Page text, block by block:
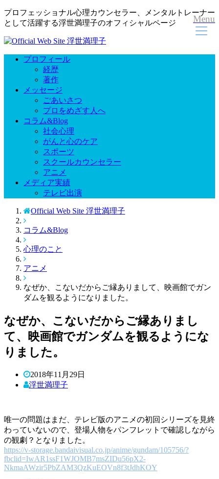
プロフェッショナル心理カウンセラー、メンタルトレーナー
として活躍する浮世満理子のオフィシャルページ
Menu
プロフィール
経歴
著作
メッセージ
ごあいさつ
プロをめざす人へ
コラム&Blog
社会心理
がんと心のケア
スポーツ
スクールカウンセラー
アニメ
メディア実績
テレビ出演
Official Web Site 浮世満理子
コラム&Blog
心理のこと
アニメ
なぜか、こないだからご縁ありまして、映画館でガン
ダムを観るようになりました。
なぜか、こないだからご縁ありまし
て、映画館でガンダムを観るようにな
りました。
2018年11月29日
浮世満理子
唯一の問題はまだ、テレビ版のアニメの初回シリーズを見終
わっていないので、登場人物をパンフレットで確認しながら
の観劇？となりました。
https://v-storage.bandaivisual.co.jp/anime/gundam/105756/?
fbclid=IwAR1ssF1WJOMB7msZIDu56pX2-
NkmaAWzir5PbZAM3QzKuEOVn8f3tJdhKOY